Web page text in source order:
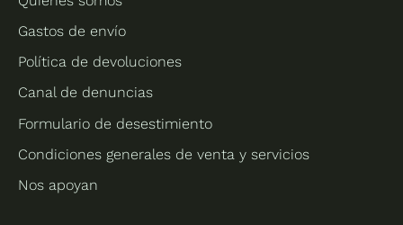
Gastos de envío
Política de devoluciones
Canal de denuncias
Formulario de desestimiento
Condiciones generales de venta y servicios
Nos apoyan